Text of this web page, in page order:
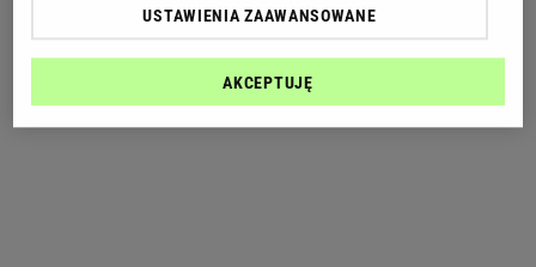
USTAWIENIA ZAAWANSOWANE
AKCEPTUJĘ